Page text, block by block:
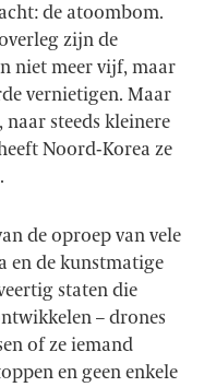
de atoombom.
zijn de
niet meer vijf, maar
vernietigen. Maar
steeds kleinere
Noord-Korea ze
de oproep van vele
en de kunstmatige
staten die
– drones
of ze iemand
en geen enkele